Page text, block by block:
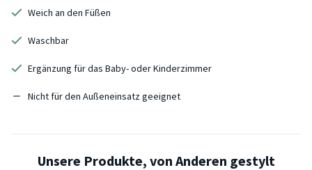
Weich an den Füßen
Waschbar
Ergänzung für das Baby- oder Kinderzimmer
Nicht für den Außeneinsatz geeignet
Unsere Produkte, von Anderen gestylt